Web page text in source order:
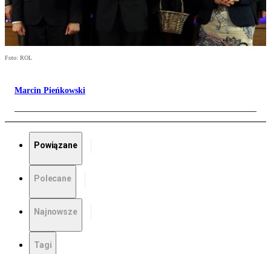
Foto: ROL
Marcin Pieńkowski
Powiązane
Polecane
Najnowsze
Tagi